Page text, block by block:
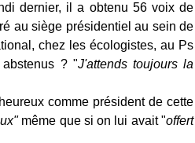
dernier, il a obtenu 56 voix de
au siège présidentiel au sein de
chez les écologistes, au Ps
? "J'attends toujours la
comme président de cette
même que si on lui avait "offert